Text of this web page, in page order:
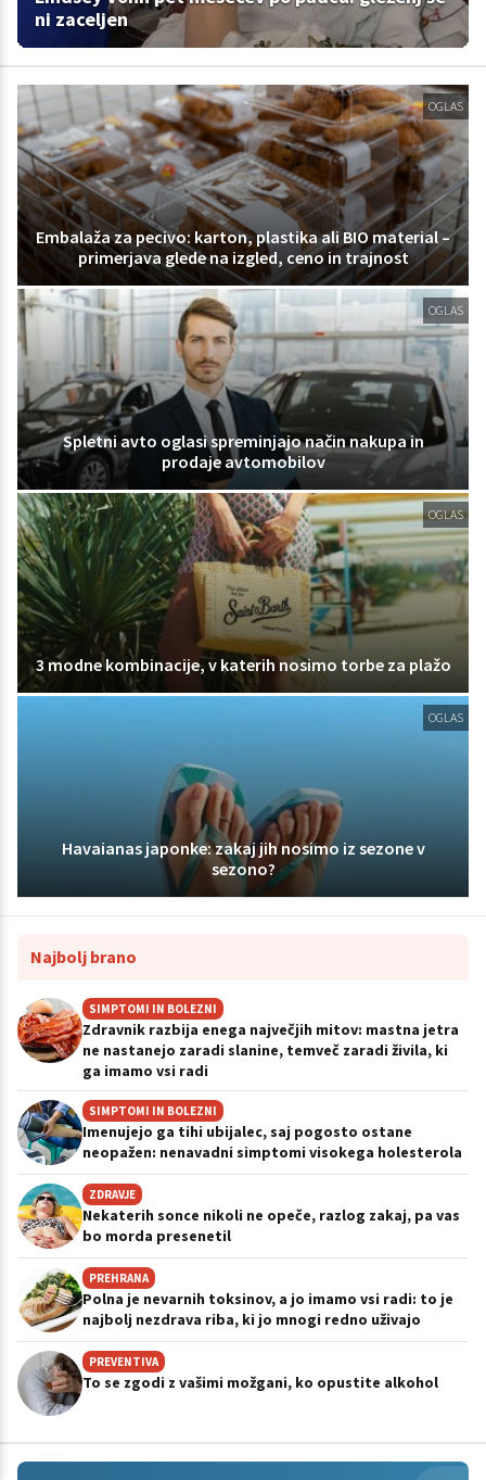
ni zaceljen
OGLAS
Embalaža za pecivo: karton, plastika ali BIO material –
primerjava glede na izgled, ceno in trajnost
OGLAS
Spletni avto oglasi spreminjajo način nakupa in
prodaje avtomobilov
OGLAS
3 modne kombinacije, v katerih nosimo torbe za plažo
OGLAS
Havaianas japonke: zakaj jih nosimo iz sezone v
sezono?
Najbolj brano
SIMPTOMI IN BOLEZNI
Zdravnik razbija enega največjih mitov: mastna jetra
ne nastanejo zaradi slanine, temveč zaradi živila, ki
ga imamo vsi radi
SIMPTOMI IN BOLEZNI
Imenujejo ga tihi ubijalec, saj pogosto ostane
neopažen: nenavadni simptomi visokega holesterola
ZDRAVJE
Nekaterih sonce nikoli ne opeče, razlog zakaj, pa vas
bo morda presenetil
PREHRANA
Polna je nevarnih toksinov, a jo imamo vsi radi: to je
najbolj nezdrava riba, ki jo mnogi redno uživajo
PREVENTIVA
To se zgodi z vašimi možgani, ko opustite alkohol